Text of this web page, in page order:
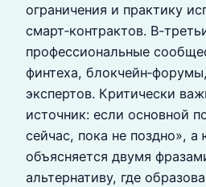
ограничения и практику
смарт‑контрактов.
профессиональные
финтеха,
экспертов. Критически
источник: если основной
сейчас, пока не поздно», а
объясняется двумя
альтернативу, где